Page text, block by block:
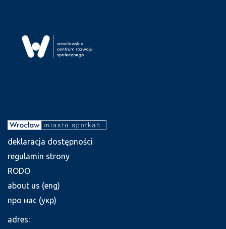
deklaracja dostępności
regulamin strony
RODO
about us (eng)
про нас (укр)
adres: